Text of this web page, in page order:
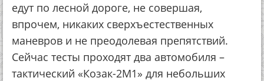
едут по лесной дороге, не совершая,
впрочем, никаких сверхъестественных
маневров и не преодолевая препятствий.
Сейчас тесты проходят два автомобиля –
тактический «Козак-2М1» для небольших